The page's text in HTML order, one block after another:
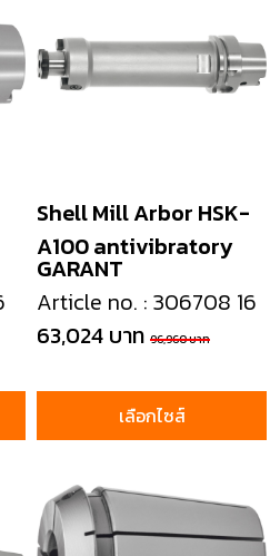
GARANT
Shell Mill Arbor HSK-
A100 antivibratory
Article no. : 306708 16
63,024 บาท 96,960 บาท
เลือกไซส์